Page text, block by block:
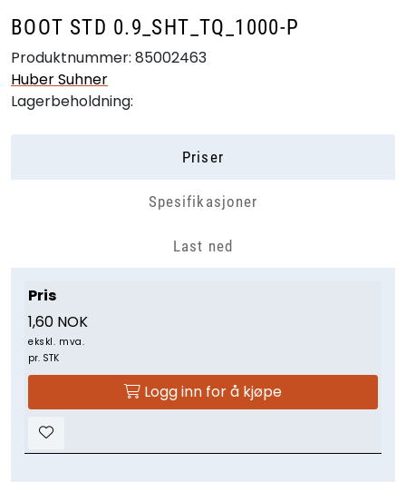
BOOT STD 0.9_SHT_TQ_1000-P
Produktnummer: 85002463
Huber Suhner
Lagerbeholdning:
Priser
Spesifikasjoner
Last ned
Pris
1,60 NOK
ekskl. mva.
pr. STK
Logg inn for å kjøpe